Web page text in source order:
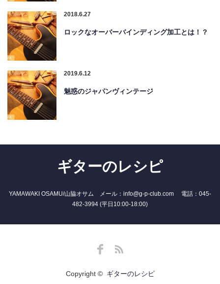
2018.6.27
ロックなオーバーバインディング加工とは！？
2019.6.12
魅惑のジャパンヴィンテージ
ギターのレシピ
YAMAWAKI OSAMU/山脇オサム メール：info@g-p-club.com 電話：045-
482-3994 (平日10:00-18:00)
Copyright © ギターのレシピ